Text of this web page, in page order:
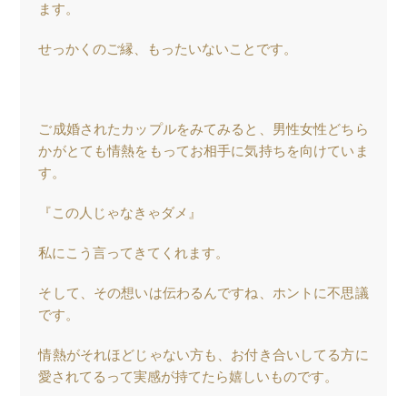
ます。
せっかくのご縁、もったいないことです。
ご成婚されたカップルをみてみると、男性女性どちら
かがとても情熱をもってお相手に気持ちを向けていま
す。
『この人じゃなきゃダメ』
私にこう言ってきてくれます。
そして、その想いは伝わるんですね、ホントに不思議
です。
情熱がそれほどじゃない方も、お付き合いしてる方に
愛されてるって実感が持てたら嬉しいものです。